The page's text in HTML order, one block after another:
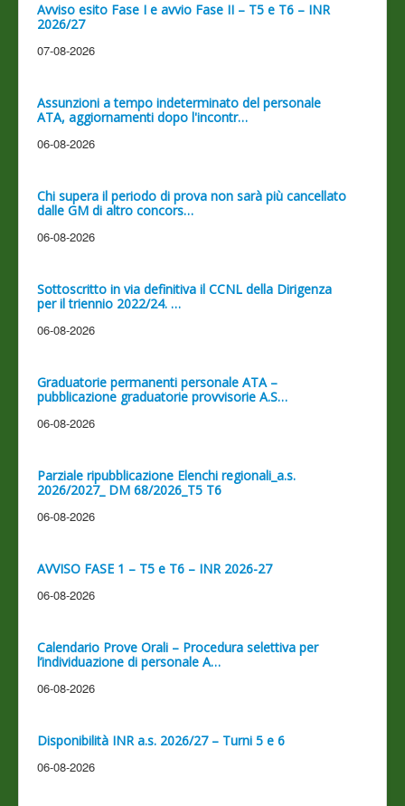
Avviso esito Fase I e avvio Fase II – T5 e T6 – INR
2026/27
07-08-2026
Assunzioni a tempo indeterminato del personale
ATA, aggiornamenti dopo l'incontr…
06-08-2026
Chi supera il periodo di prova non sarà più cancellato
dalle GM di altro concors…
06-08-2026
Sottoscritto in via definitiva il CCNL della Dirigenza
per il triennio 2022/24. …
06-08-2026
Graduatorie permanenti personale ATA –
pubblicazione graduatorie provvisorie A.S…
06-08-2026
Parziale ripubblicazione Elenchi regionali_a.s.
2026/2027_ DM 68/2026_T5 T6
06-08-2026
AVVISO FASE 1 – T5 e T6 – INR 2026-27
06-08-2026
Calendario Prove Orali – Procedura selettiva per
l’individuazione di personale A…
06-08-2026
Disponibilità INR a.s. 2026/27 – Turni 5 e 6
06-08-2026